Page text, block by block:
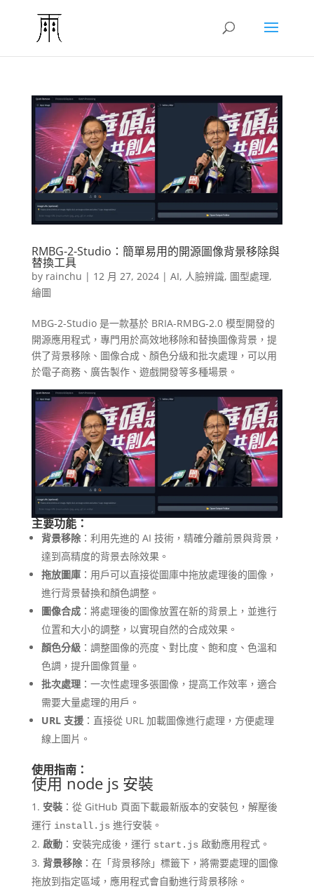
RMBG-2-Studio：簡單易用的開源圖像背景移除與
替換工具
by rainchu | 12 月 27, 2024| AI, 人臉辨識, 圖型處理,
繪圖
MBG-2-Studio 是一款基於 BRIA-RMBG-2.0 模型開發的
開源應用程式，專門用於高效地移除和替換圖像背景，提
供了背景移除、圖像合成、顏色分級和批次處理，可以用
於電子商務、廣告製作、遊戲開發等多種場景。
主要功能：
背景移除：利用先進的 AI 技術，精確分離前景與背景，
達到高精度的背景去除效果。
拖放圖庫：用戶可以直接從圖庫中拖放處理後的圖像，
進行背景替換和顏色調整。
圖像合成：將處理後的圖像放置在新的背景上，並進行
位置和大小的調整，以實現自然的合成效果。
顏色分級：調整圖像的亮度、對比度、飽和度、色溫和
色調，提升圖像質量。
批次處理：一次性處理多張圖像，提高工作效率，適合
需要大量處理的用戶。
URL 支援：直接從 URL 加載圖像進行處理，方便處理
線上圖片。
使用指南：
使用 node js 安裝
安裝：從 GitHub 頁面下載最新版本的安裝包，解壓後
運行 install.js 進行安裝。
啟動：安裝完成後，運行 start.js 啟動應用程式。
背景移除：在「背景移除」標籤下，將需要處理的圖像
拖放到指定區域，應用程式會自動進行背景移除。